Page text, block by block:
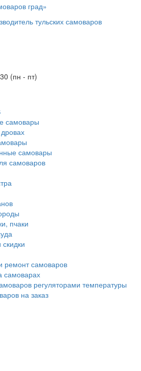
(пн - пт)
самовары
самовары
самоваров
пчаки
ремонт самоваров
самоварах
регуляторами температуры
на заказ